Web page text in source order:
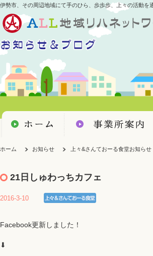
伊勢市、その周辺地域にて手のひら、歩歩歩、上々の活動を
ホーム お知らせ 上々&さんておーる食堂お知らせ
21日しゅわっちカフェ
2016-3-10
Facebook更新しました！
⬇